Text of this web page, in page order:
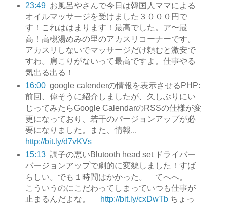
23:49 お風呂やさんで今日は韓国人ママによる
オイルマッサージを受けました３０００円で
す！これははまります！最高でした。ア〜最
高！高槻湯めみの里のアカスリコーナーです。
アカスリしないでマッサージだけ頼むと激安で
すわ。肩こりがないって最高ですよ。仕事やる
気出る出る！
16:00 google calenderの情報を表示させるPHP:
前回、偉そうに紹介しましたが、久しぶりにい
じってみたらGoogle CalendarのRSSの仕様が変
更になっており、若干のパージョンアップが必
要になりました。また、情報...
http://bit.ly/d7vKVs
15:13 調子の悪いBlutooth head set ドライバー
バージョンアップで劇的に変貌しました！すば
らしい。でも１時間はかかった。 てへへ。
こういうのにこだわってしまっていつも仕事が
止まるんだよな。
http://bit.ly/cxDwTbちょっ